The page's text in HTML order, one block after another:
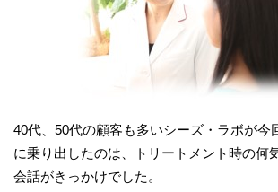
40代、50代の顧客も多いシーズ・ラボが今
に乗り出したのは、トリートメント時の何
会話がきっかけでした。